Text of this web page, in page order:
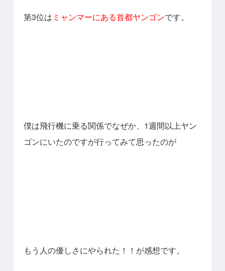
第3位は ミャンマーにある首都ヤンゴンです。
僕は飛行機に乗る関係でなぜか、1週間以上ヤン
ゴンにいたのですが行ってみて思ったのが
もう人の優しさにやられた！！が感想です。